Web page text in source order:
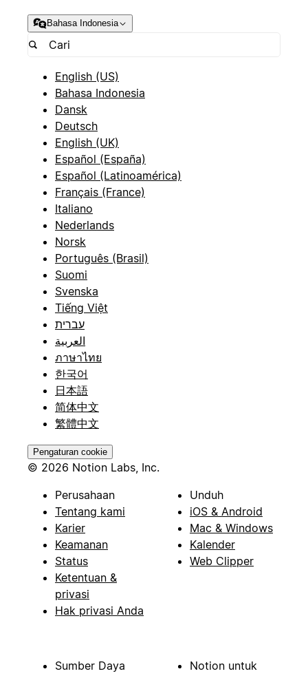
Bahasa Indonesia
English (US)
Bahasa Indonesia
Dansk
Deutsch
English (UK)
Español (España)
Español (Latinoamérica)
Français (France)
Italiano
Nederlands
Norsk
Português (Brasil)
Suomi
Svenska
Tiếng Việt
עברית
العربية
ภาษาไทย
한국어
日本語
简体中文
繁體中文
Pengaturan cookie
© 2026 Notion Labs, Inc.
Perusahaan
Tentang kami
Karier
Keamanan
Status
Ketentuan &
privasi
Hak privasi Anda
Unduh
iOS & Android
Mac & Windows
Kalender
Web Clipper
Sumber Daya
Notion untuk